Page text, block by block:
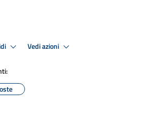
Vedi azioni